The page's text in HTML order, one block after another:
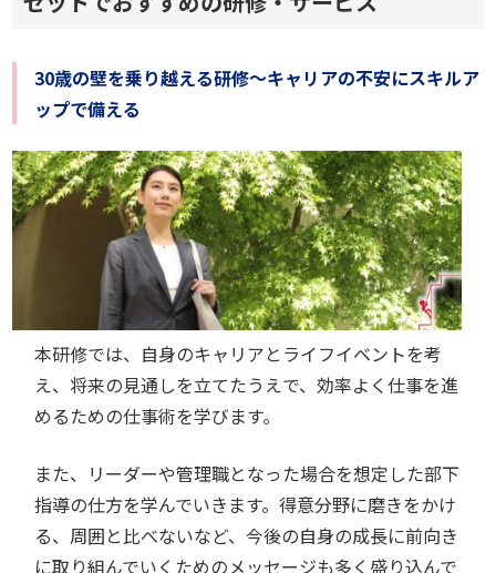
30歳の壁を乗り越える研修～キャリアの不安にスキルア
ップで備える
本研修では、自身のキャリアとライフイベントを考
え、将来の見通しを立てたうえで、効率よく仕事を進
めるための仕事術を学びます。
また、リーダーや管理職となった場合を想定した部下
指導の仕方を学んでいきます。得意分野に磨きをかけ
る、周囲と比べないなど、今後の自身の成長に前向き
に取り組んでいくためのメッセージも多く盛り込んで